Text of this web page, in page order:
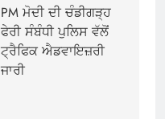
PM ਮੋਦੀ ਦੀ ਚੰਡੀਗੜ੍ਹ
ਫੇਰੀ ਸੰਬੰਧੀ ਪੁਲਿਸ ਵੱਲੋਂ
ਟ੍ਰੈਫਿਕ ਐਡਵਾਇਜ਼ਰੀ
ਜਾਰੀ